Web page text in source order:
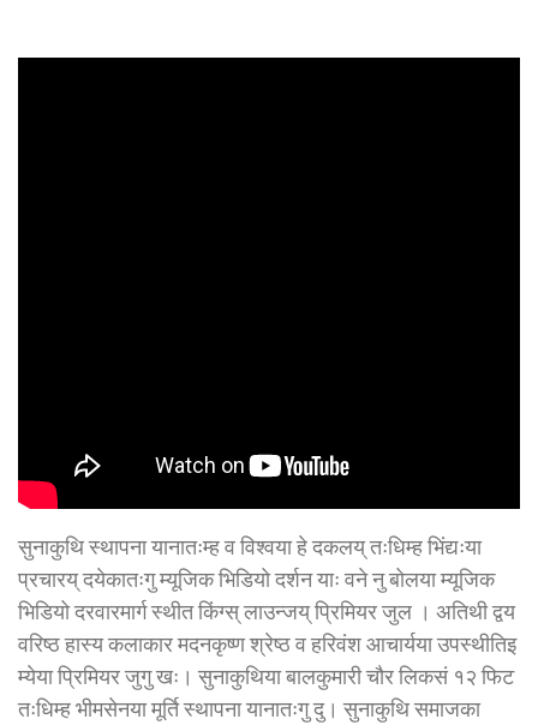
सुनाकुथि स्थापना यानातःम्ह व विश्वया हे दकलय् तःधिम्ह भिंद्यःया
प्रचारय् दयेकातःगु म्यूजिक भिडियो दर्शन याः वने नु बोलया म्यूजिक
भिडियो दरवारमार्ग स्थीत किंग्स् लाउन्जय् प्रिमियर जुल । अतिथी द्वय
वरिष्ठ हास्य कलाकार मदनकृष्ण श्रेष्ठ व हरिवंश आचार्यया उपस्थीतिइ
म्येया प्रिमियर जुगु खः। सुनाकुथिया बालकुमारी चौर लिकसं १२ फिट
तःधिम्ह भीमसेनया मूर्ति स्थापना यानातःगु दु। सुनाकुथि समाजका